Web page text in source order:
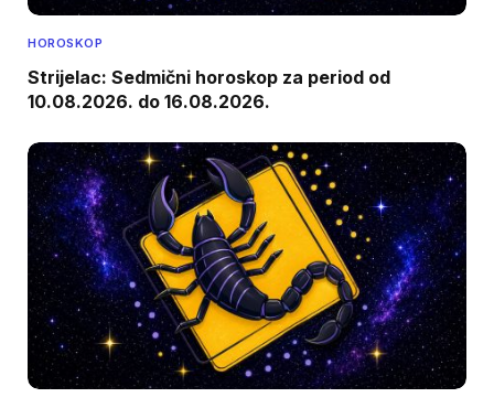
HOROSKOP
Strijelac: Sedmični horoskop za period od
10.08.2026. do 16.08.2026.